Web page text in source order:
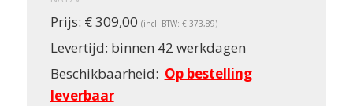
Prijs: € 309,00 (incl. BTW: € 373,89)
Levertijd: binnen 42 werkdagen
Beschikbaarheid: Op bestelling
leverbaar